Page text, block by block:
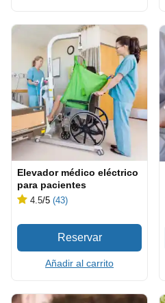
Elevador médico eléctrico
para pacientes
4.5/5 (43)
Añadir al carrito